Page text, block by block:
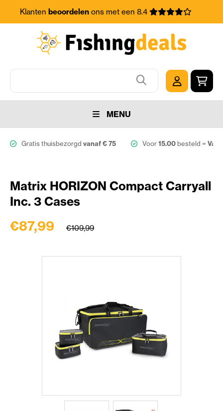
Klanten beoordelenons met een 8.4
MENU
Gratis thuisbezorgd vanaf € 75 Voor15.00besteld =
Matrix HORIZON Compact Carryall
Inc. 3 Cases
€87,99 €109,99